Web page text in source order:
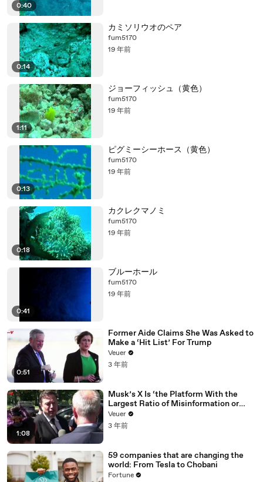
0:40
0:14
カミソリウオのペア
fum5170
19 年前
1:11
ジョーフィッシュ（黄色）
fum5170
19 年前
0:13
ピグミーシーホース（黄色）
fum5170
19 年前
0:18
カクレクマノミ
fum5170
19 年前
0:41
ブルーホール
fum5170
19 年前
0:51
Former Aide Claims She Was Asked to
Make a ‘Hit List’ For Trump
Veuer
3 年前
1:08
Musk’s X Is ‘the Platform With the
Largest Ratio of Misinformation or
Disinformation’ Amongst All Social
Media Platforms
Veuer
3 年前
59 companies that are changing the
world: From Tesla to Chobani
Fortune